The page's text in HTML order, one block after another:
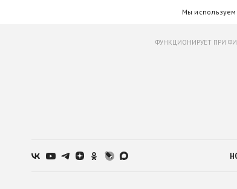
Мы
ФУНКЦИОНИРУЕТ ПРИ